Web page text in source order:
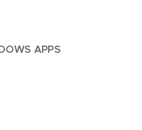
APPS